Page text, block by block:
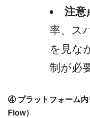
注意
率、ス
を見な
制が必
④ プラットフォーム
Flow）